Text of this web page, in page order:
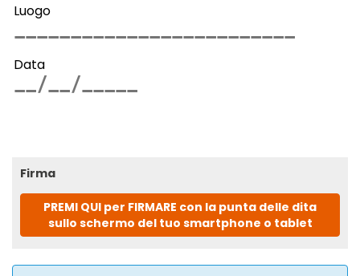
Luogo
Data
Firma
PREMI QUI per FIRMARE con la punta delle dita
sullo schermo del tuo smartphone o tablet